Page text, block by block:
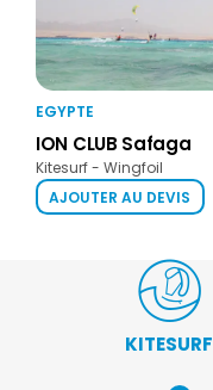
EGYPTE
ION CLUB Safaga
Kitesurf - Wingfoil
AJOUTER AU DEVIS
KITESURF